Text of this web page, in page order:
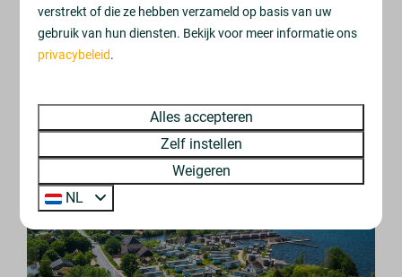
Overijssel
Nederland
verstrekt of die ze hebben verzameld op basis van uw
gebruik van hun diensten. Bekijk voor meer informatie ons
privacybeleid.
Alles accepteren
Zelf instellen
Weigeren
NL